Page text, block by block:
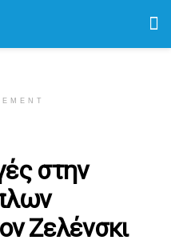
στην
Ζελένσκι